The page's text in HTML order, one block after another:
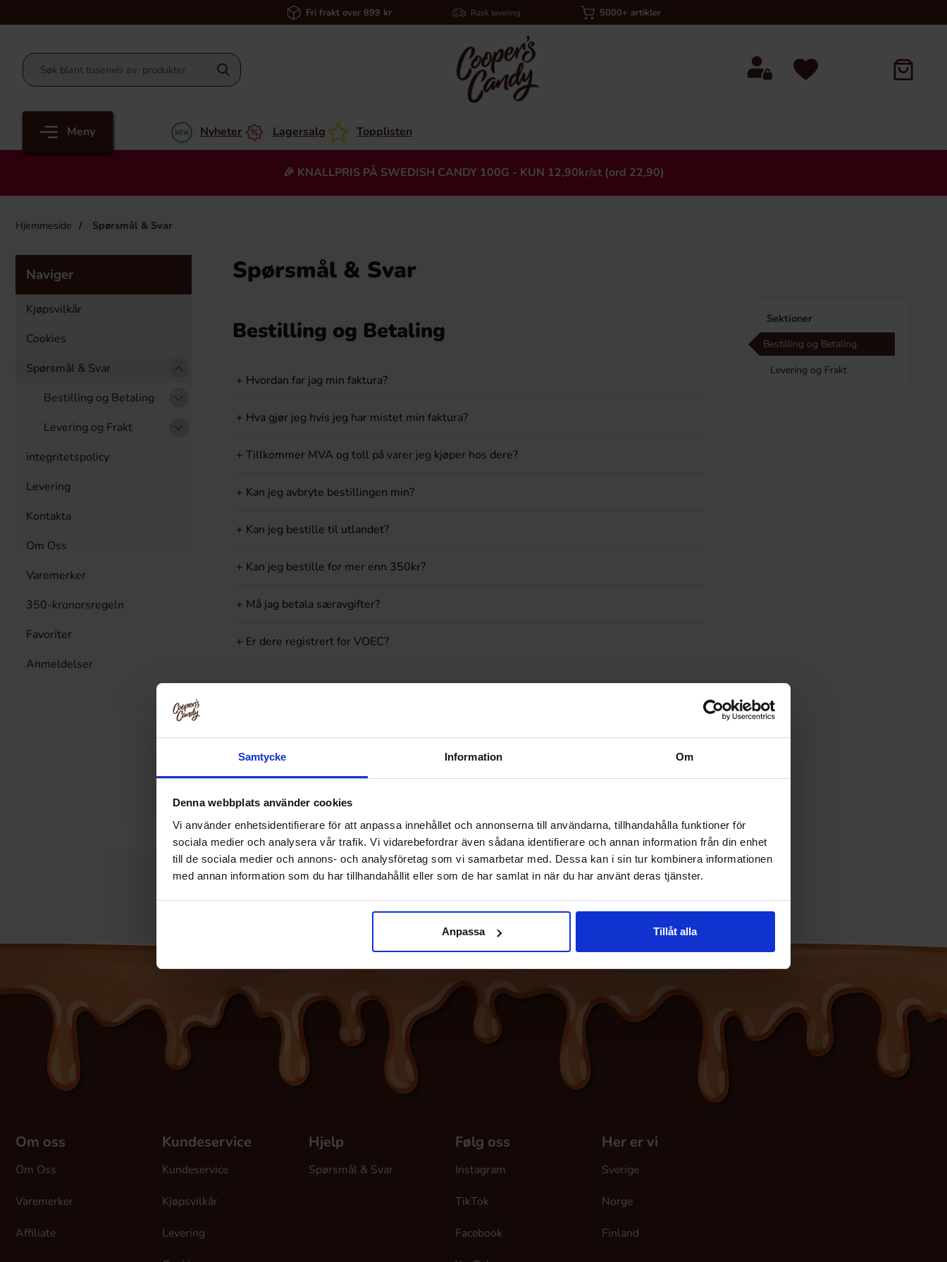
Samtycke Information Om
Denna webbplats använder cookies
Vi använder enhetsidentifierare för att anpassa innehållet och annonserna till användarna, tillhandahålla funktioner för
sociala medier och analysera vår trafik. Vi vidarebefordrar även sådana identifierare och annan information från din enhet
till de sociala medier och annons- och analysföretag som vi samarbetar med. Dessa kan i sin tur kombinera informationen
med annan information som du har tillhandahållit eller som de har samlat in när du har använt deras tjänster.
Anpassa Tillåt alla
Fri frakt over 899 kr Rask levering 5000+ artikler
Meny Nyheter Lagersalg Topplisten
🎉 KNALLPRIS PÅ SWEDISH CANDY 100G - KUN 12,90kr/st (ord 22,90)
Hjemmeside Spørsmål & Svar
Naviger
Kjøpsvilkår
Cookies
Spørsmål & Svar
Bestilling og Betaling
Levering og Frakt
integritetspolicy
Levering
Kontakta
Om Oss
Varemerker
350-kronorsregeln
Favoriter
Anmeldelser
Spørsmål & Svar
Sektioner
Bestilling og Betaling
Levering og Frakt
Bestilling og Betaling
+ Hvordan far jag min faktura?
+ Hva gjør jeg hvis jeg har mistet min faktura?
+ Tillkommer MVA og toll på varer jeg kjøper hos dere?
+ Kan jeg avbryte bestillingen min?
+ Kan jeg bestille til utlandet?
+ Kan jeg bestille for mer enn 350kr?
+ Må jag betala særavgifter?
+ Er dere registrert for VOEC?
+Hvem leverer pakken til meg?
+Hva gjør jeg hvis jeg ikke har fått noen avisering?
+Kan jeg spore bestillingen min?
Om oss
Om Oss
Varemerker
Affiliate
Kundeservice
Kundeservice
Kjøpsvilkår
Levering
Hjelp
Spørsmål & Svar
Følg oss
Instagram
TikTok
Facebook
Her er vi
Sverige
Norge
Finland